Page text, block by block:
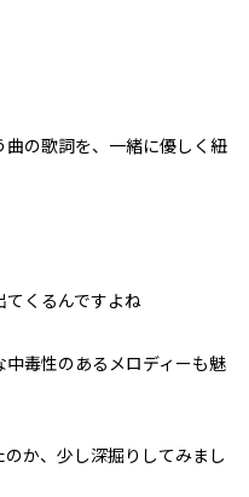
曲の歌詞を、一緒に優しく紐
てくるんですよね
毒性のあるメロディーも魅
か、少し深掘りしてみまし